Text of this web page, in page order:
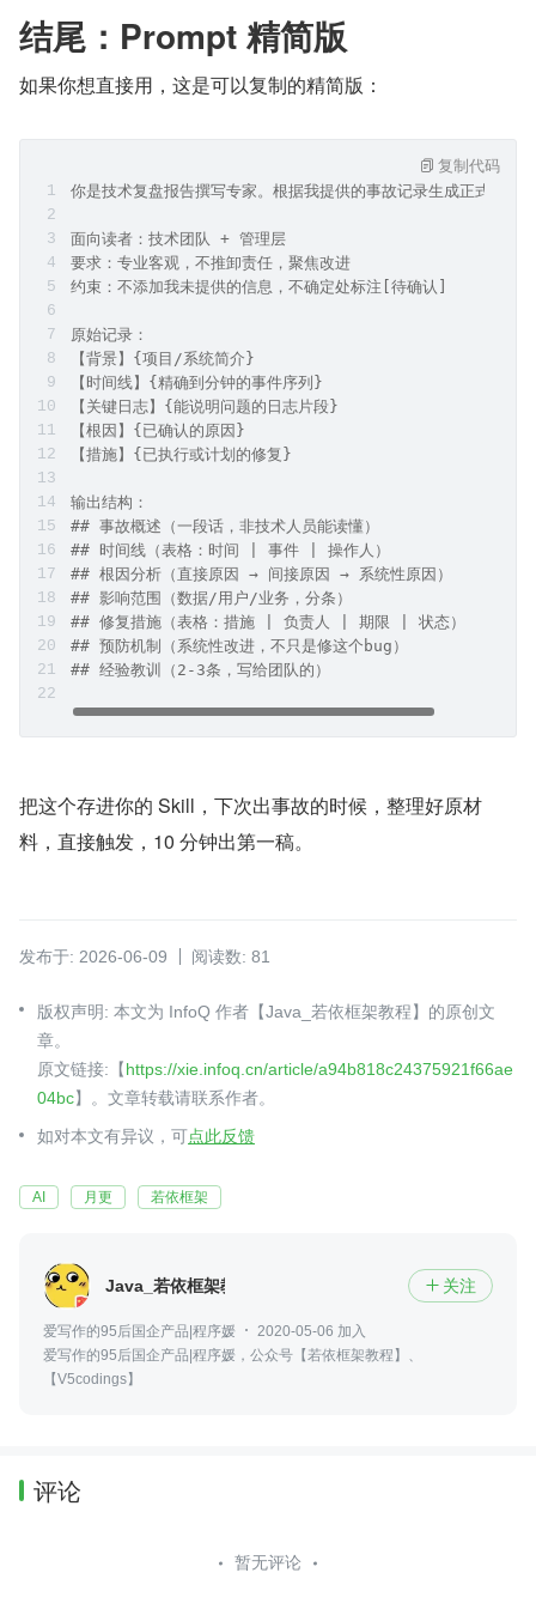
结尾：Prompt 精简版
如果你想直接用，这是可以复制的精简版：
你是技术复盘报告撰写专家。根据我提供的事故记录生成正式报告。
面向读者：技术团队 + 管理层
要求：专业客观，不推卸责任，聚焦改进
约束：不添加我未提供的信息，不确定处标注[待确认]
原始记录：
【背景】{项目/系统简介}
【时间线】{精确到分钟的事件序列}
【关键日志】{能说明问题的日志片段}
【根因】{已确认的原因}
【措施】{已执行或计划的修复}
输出结构：
## 事故概述（一段话，非技术人员能读懂）
## 时间线（表格：时间 | 事件 | 操作人）
## 根因分析（直接原因 → 间接原因 → 系统性原因）
## 影响范围（数据/用户/业务，分条）
## 修复措施（表格：措施 | 负责人 | 期限 | 状态）
## 预防机制（系统性改进，不只是修这个bug）
## 经验教训（2-3条，写给团队的）
复制代码
把这个存进你的 Skill，下次出事故的时候，整理好原材
料，直接触发，10 分钟出第一稿。
发布于: 2026-06-09 阅读数: 81
版权声明: 本文为 InfoQ 作者【Java_若依框架教程】的原创文
章。
原文链接:【https://xie.infoq.cn/article/a94b818c24375921f66ae
04bc】。文章转载请联系作者。
如对本文有异议，可点此反馈
AI 月更 若依框架
Java_若依框架教程  关注
爱写作的95后国企产品|程序媛
2020-05-06 加入
爱写作的95后国企产品|程序媛，公众号【若依框架教程】、
【V5codings】
评论
暂无评论